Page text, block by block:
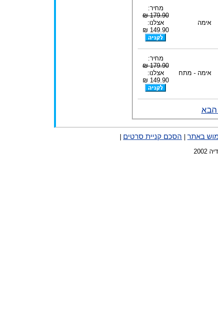
אימה
מחיר:
179.90 ₪
אצלנו:
149.90 ₪
אימה - מתח
מחיר:
179.90 ₪
אצלנו:
149.90 ₪
הבא
באתר הסכם קניית סרטים